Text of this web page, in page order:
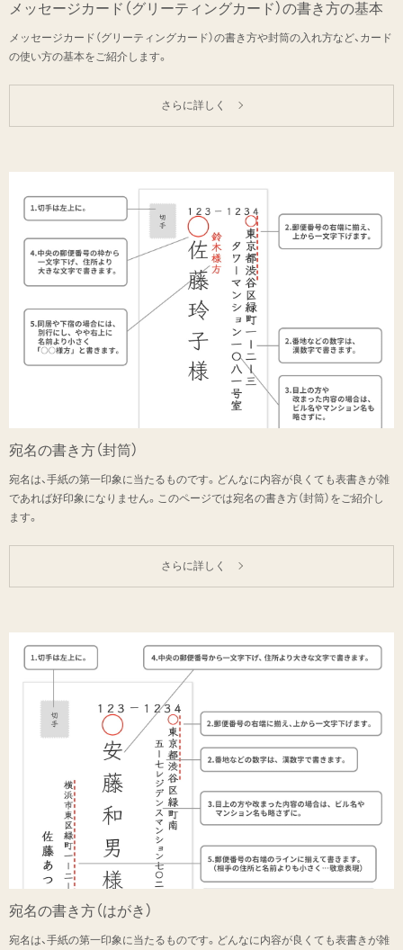
メッセージカード （グリーティングカード）の書き方の基本
メッセージカード（グリーティングカード）の書き方や封筒の入れ方など、カード
の使い方の基本をご紹介します。
さらに詳しく
宛名の書き方（封筒）
宛名は、手紙の第一印象に当たるものです。どんなに内容が良くても表書きが雑
であれば好印象になりません。このページでは宛名の書き方（封筒）をご紹介し
ます。
さらに詳しく
宛名の書き方（はがき）
宛名は、手紙の第一印象に当たるものです。どんなに内容が良くても表書きが雑